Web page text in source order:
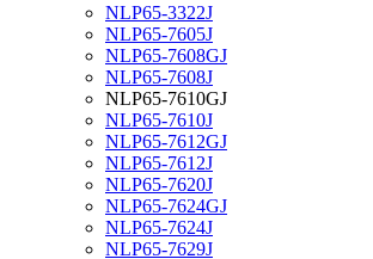
NLP65-3322J
NLP65-7605J
NLP65-7608GJ
NLP65-7608J
NLP65-7610GJ
NLP65-7610J
NLP65-7612GJ
NLP65-7612J
NLP65-7620J
NLP65-7624GJ
NLP65-7624J
NLP65-7629J